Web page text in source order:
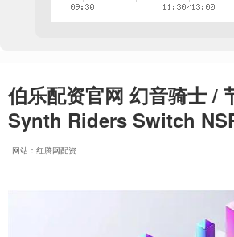
伯乐配资官网 幻音骑士 /
Synth Riders Switch
网站：红腾网配资